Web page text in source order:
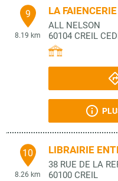
9
8.19 km
LA
ALL NELSON
60104 CREIL
10
8.26 km
LIBRAIRIE
38 RUE DE LA
60100 CREIL